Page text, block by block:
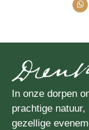
In onze dorpen
prachtige
gezellige